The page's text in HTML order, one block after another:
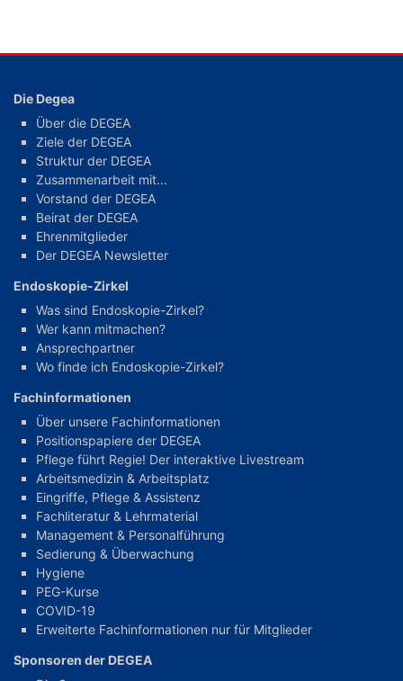
Die Degea
Über die DEGEA
Ziele der DEGEA
Struktur der DEGEA
Zusammenarbeit mit...
Vorstand der DEGEA
Beirat der DEGEA
Ehrenmitglieder
Der DEGEA Newsletter
Endoskopie-Zirkel
Was sind Endoskopie-Zirkel?
Wer kann mitmachen?
Ansprechpartner
Wo finde ich Endoskopie-Zirkel?
Fachinformationen
Über unsere Fachinformationen
Positionspapiere der DEGEA
Pflege führt Regie! Der interaktive Livestream
Arbeitsmedizin & Arbeitsplatz
Eingriffe, Pflege & Assistenz
Fachliteratur & Lehrmaterial
Management & Personalführung
Sedierung & Überwachung
Hygiene
PEG-Kurse
COVID-19
Erweiterte Fachinformationen nur für Mitglieder
Sponsoren der DEGEA